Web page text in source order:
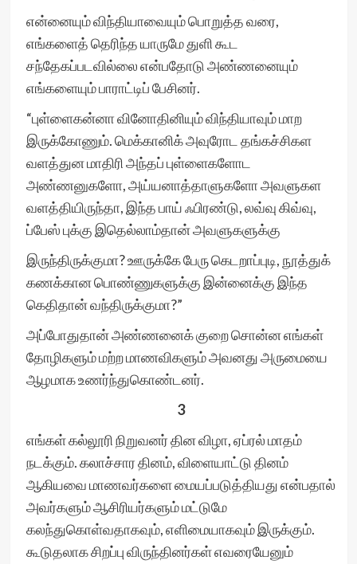
என்னையும் விந்தியாவையும் பொறுத்த வரை,
எங்களைத் தெரிந்த யாருமே துளி கூட
சந்தேகப்படவில்லை என்பதோடு அண்ணனையும்
எங்களையும் பாராட்டிப் பேசினர்.
“புள்ளைகன்னா வினோதினியும் விந்தியாவும் மாற
இருக்கோணும். மெக்கானிக் அவுரோட தங்கச்சிகள
வளத்துன மாதிரி அந்தப் புள்ளைகளோட
அண்ணனுகளோ, அய்யனாத்தாளுகளோ அவளுகள
வளத்தியிருந்தா, இந்த பாய் ஃபிரண்டு, லவ்வு கிவ்வு,
ப்பேஸ் புக்கு இதெல்லாம்தான் அவளுகளுக்கு
இருந்திருக்குமா? ஊருக்கே பேரு கெடறாப்புடி, நூத்துக்
கணக்கான பொண்ணுகளுக்கு இன்னைக்கு இந்த
கெதிதான் வந்திருக்குமா?”
அப்போதுதான் அண்ணனைக் குறை சொன்ன எங்கள்
தோழிகளும் மற்ற மாணவிகளும் அவனது அருமையை
ஆழமாக உணர்ந்துகொண்டனர்.
3
எங்கள் கல்லூரி நிறுவனர் தின விழா, ஏப்ரல் மாதம்
நடக்கும். கலாச்சார தினம், விளையாட்டு தினம்
ஆகியவை மாணவர்களை மையப்படுத்தியது என்பதால்
அவர்களும் ஆசிரியர்களும் மட்டுமே
கலந்துகொள்வதாகவும், எளிமையாகவும் இருக்கும்.
கூடுதலாக சிறப்பு விருந்தினர்கள் எவரையேனும்